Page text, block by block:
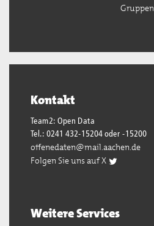
Gruppen
Kontakt
Team2: Open Data
Tel.: 0241 432-15204 oder -15200
offenedaten@mail.aachen.de
Folgen Sie uns auf X
Weitere Services